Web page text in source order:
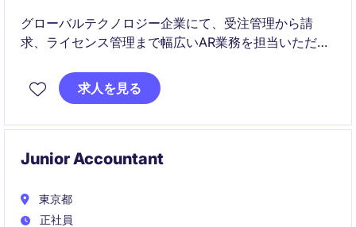
グローバルテクノロジー企業にて、受注管理から請
求、ライセンス管理まで幅広いAR業務を担当いただき
ス成長を支える重要なポジションです。
求人を見る
Junior Accountant
東京都
正社員